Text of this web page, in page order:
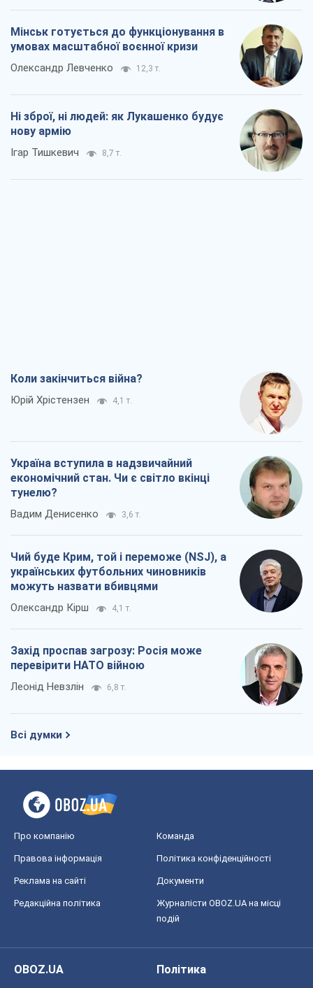
Мінськ готується до функціонування в
умовах масштабної воєнної кризи
Олександр Левченко 12,3 т.
Ні зброї, ні людей: як Лукашенко будує
нову армію
Ігар Тишкевич 8,7 т.
Коли закінчиться війна?
Юрій Хрістензен 4,1 т.
Україна вступила в надзвичайний
економічний стан. Чи є світло вкінці
тунелю?
Вадим Денисенко 3,6 т.
Чий буде Крим, той і переможе (NSJ), а
українських футбольних чиновників
можуть назвати вбивцями
Олександр Кірш 4,1 т.
Захід проспав загрозу: Росія може
перевірити НАТО війною
Леонід Невзлін 6,8 т.
Всі думки
Про компанію Команда
Правова інформація Політика конфіденційності
Реклама на сайті Документи
Редакційна політика
Журналісти OBOZ.UA на місці
подій
OBOZ.UA
Політика